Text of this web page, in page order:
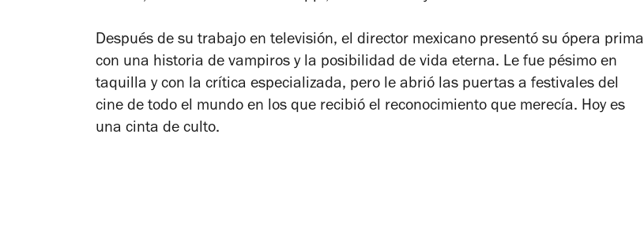
Después de su trabajo en televisión, el director mexicano presentó su ópera prima
con una historia de vampiros y la posibilidad de vida eterna. Le fue pésimo en
taquilla y con la crítica especializada, pero le abrió las puertas a festivales del
cine de todo el mundo en los que recibió el reconocimiento que merecía. Hoy es
una cinta de culto.